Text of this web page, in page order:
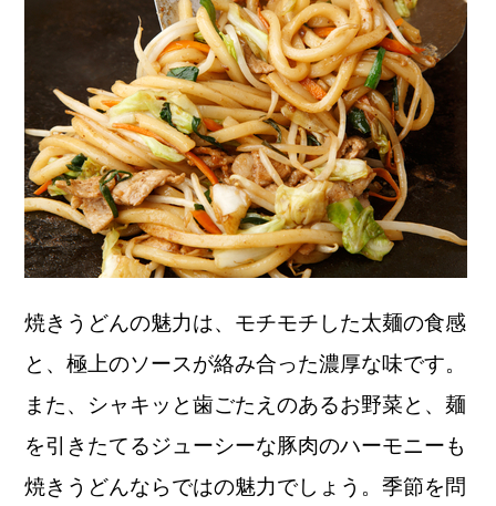
焼きうどんの魅力は、モチモチした太麺の食感
と、極上のソースが絡み合った濃厚な味です。
また、シャキッと歯ごたえのあるお野菜と、麺
を引きたてるジューシーな豚肉のハーモニーも
焼きうどんならではの魅力でしょう。季節を問